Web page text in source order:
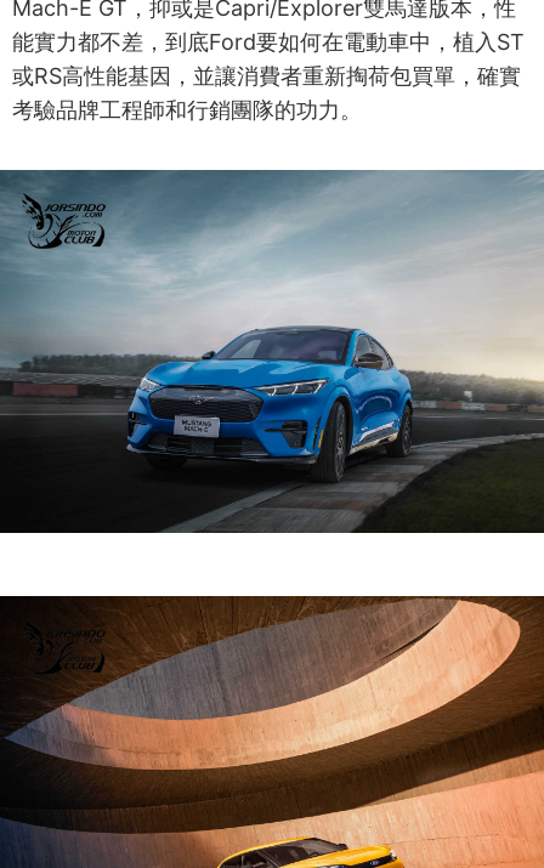
Mach-E GT，抑或是Capri/Explorer雙馬達版本，性
能實力都不差，到底Ford要如何在電動車中，植入ST
或RS高性能基因，並讓消費者重新掏荷包買單，確實
考驗品牌工程師和行銷團隊的功力。